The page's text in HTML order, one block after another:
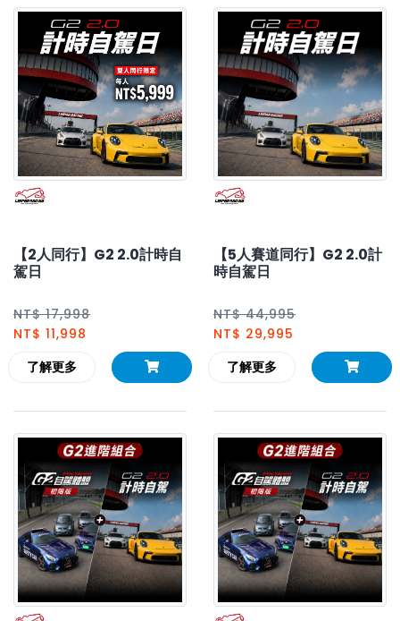
【2人同行】G2 2.0計時自
駕日
NT$ 17,998
NT$ 11,998
了解更多
【5人賽道同行】G2 2.0計
時自駕日
NT$ 44,995
NT$ 29,995
了解更多